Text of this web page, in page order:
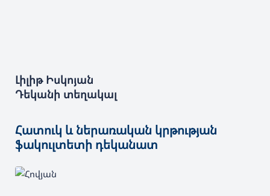
Լիլիթ Իսկոյան
Դեկանի տեղակալ
Հատուկ և ներառական կրթության
ֆակուլտետի դեկանատ